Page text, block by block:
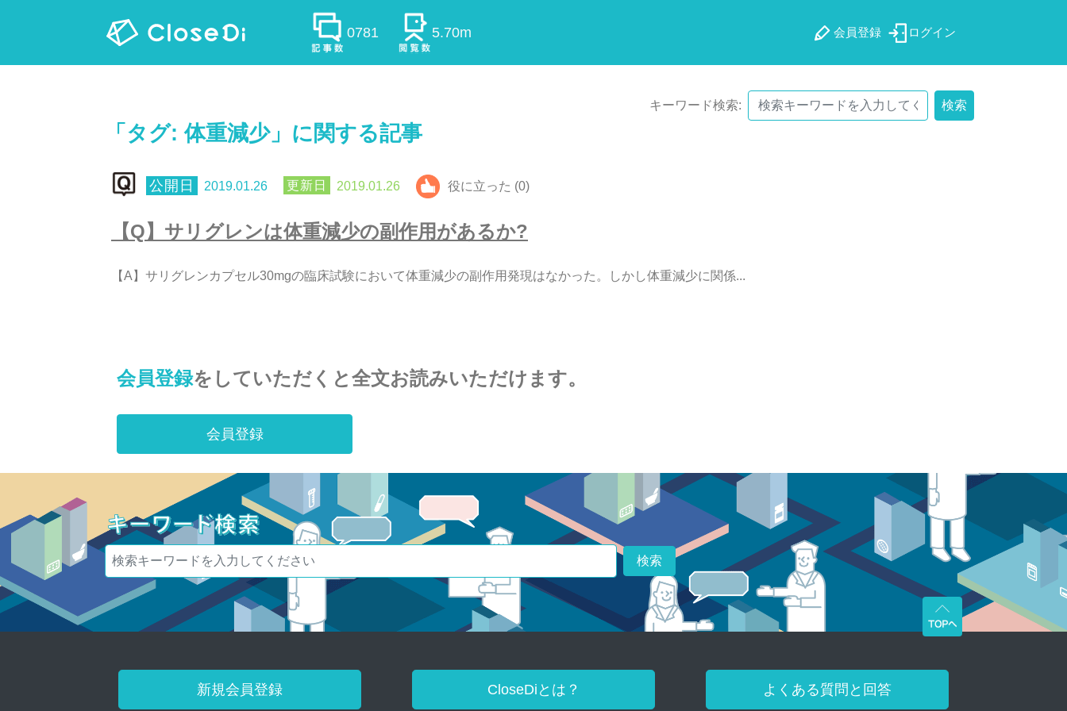
0781 5.70m 会員登録 ログイン
キーワード検索: 検索
「タグ:体重減少」に関する記事
2019.01.26 2019.01.26 役に立った (0)
【Q】 サ リ グレンは体重減少の副作用があるか?
【A 】 サ リ グレ ンカプセル30mgの臨床試験において体重減少の副 作用発現はなかった 。 しかし体重減少に関係...
会員登録をしていただくと全文お読みいただけます。
会員登録
検索
新規会員登録 CloseDiとは？ よくある質問と回答